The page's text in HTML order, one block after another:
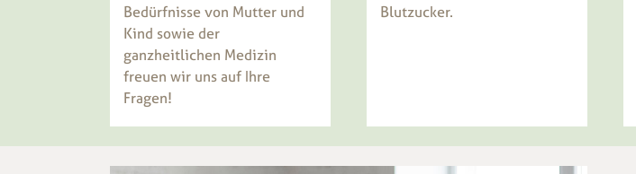
Bedürfnisse von Mutter und
Kind sowie der
ganzheitlichen Medizin
freuen wir uns auf Ihre
Fragen!
Blutzucker.